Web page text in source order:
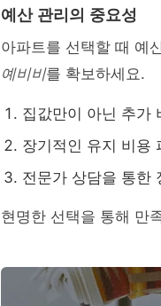
예산 관리의 중요성
아파트를 선택할 때 예
예비비를 확보하세요.
집값만이 아닌 추가
장기적인 유지 비용
전문가 상담을 통한
현명한 선택을 통해 만